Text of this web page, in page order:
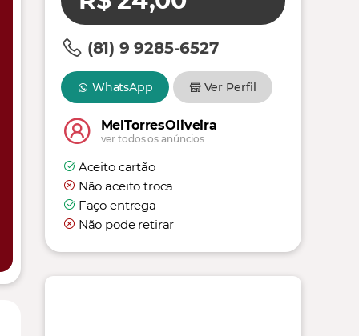
(81) 9 9285-6527
WhatsApp Ver Perfil
MelTorresOliveira
ver todos os anúncios
Aceito cartão
Não aceito troca
Faço entrega
Não pode retirar